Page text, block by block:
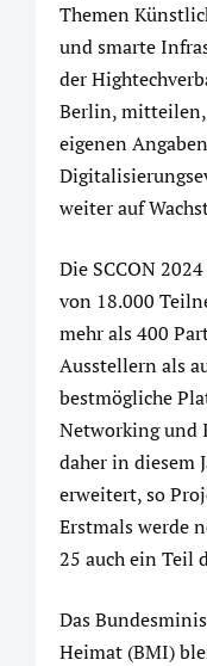
Themen
und smarte
der
Berlin, mitteilen,
eigenen
weiter auf
Die SCCON
von 18.000
mehr als 400
Ausstellern als
bestmögliche
Networking und
daher in diesem
erweitert, so
Erstmals werde
25 auch ein Teil
Das
Heimat (BMI)